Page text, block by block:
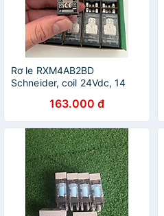
Rơ le RXM4AB2BD
Schneider, coil 24Vdc, 14
Hàng Chính hãng |
163.000 đ